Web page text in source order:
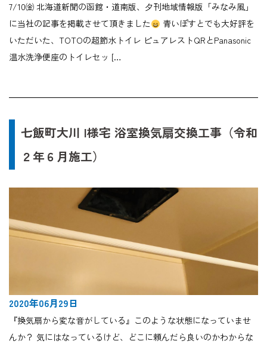
7/10㈮ 北海道新聞の函館・道南版、夕刊地域情報版「みなみ風」
に当社の記事を掲載させて頂きました
青いぽすとでも大好評を
いただいた、TOTOの超節水トイレ ピュアレストQRとPanasonic
温水洗浄便座のトイレセッ […
七飯町大川 I様宅 浴室換気扇交換工事（令和
２年６月施工）
2020年06月29日
『換気扇から変な音がしている』このような状態になっていませ
んか？ 気にはなっているけど、どこに頼んだら良いのかわからな